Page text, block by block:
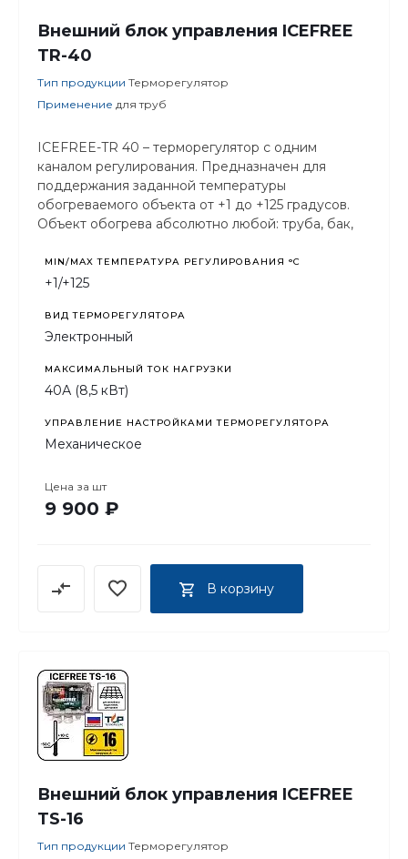
Внешний блок управления ICEFREE
TR-40
Тип продукции Терморегулятор
Применение для труб
ICEFREE-TR 40 – терморегулятор с одним
каналом регулирования. Предназначен для
поддержания заданной температуры
обогреваемого объекта от +1 до +125 градусов.
Объект обогрева абсолютно любой: труба, бак,
MIN/MAX ТЕМПЕРАТУРА РЕГУЛИРОВАНИЯ °С
+1/+125
ВИД ТЕРМОРЕГУЛЯТОРА
Электронный
МАКСИМАЛЬНЫЙ ТОК НАГРУЗКИ
40А (8,5 кВт)
УПРАВЛЕНИЕ НАСТРОЙКАМИ ТЕРМОРЕГУЛЯТОРА
Механическое
Цена за шт
9 900 ₽
В корзину
Внешний блок управления ICEFREE
TS-16
Тип продукции Терморегулятор